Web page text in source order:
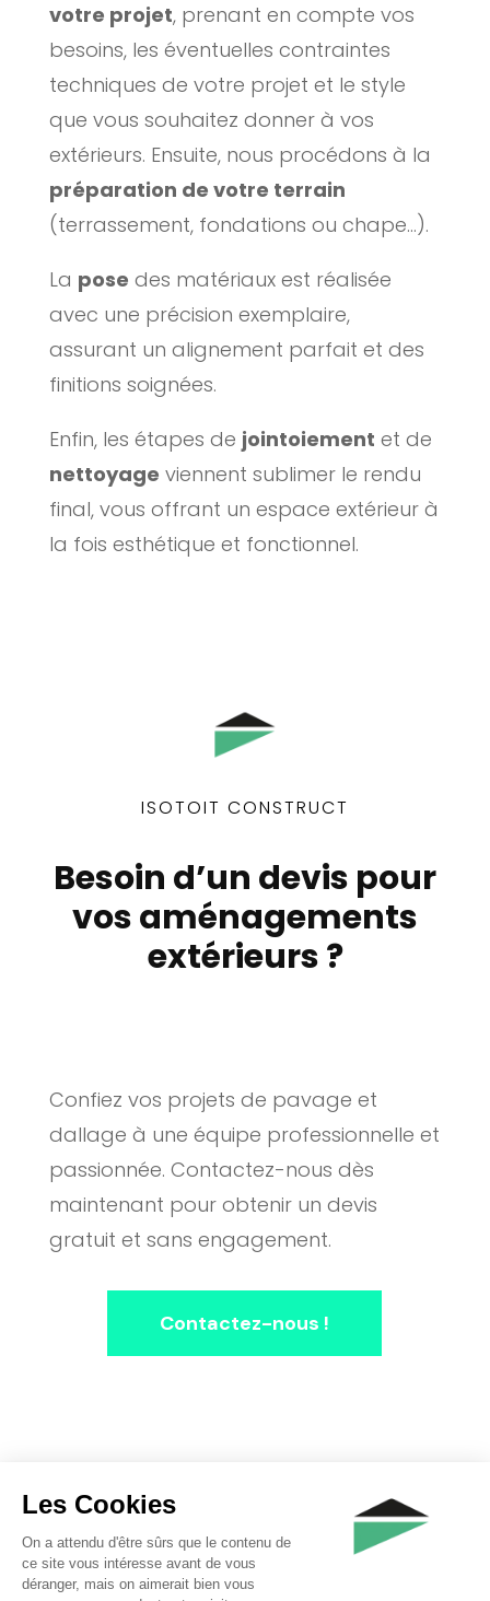
votre projet, prenant en compte vos
besoins, les éventuelles contraintes
techniques de votre projet et le style
que vous souhaitez donner à vos
extérieurs. Ensuite, nous procédons à la
préparation de votre terrain
(terrassement, fondations ou chape…).
La pose des matériaux est réalisée
avec une précision exemplaire,
assurant un alignement parfait et des
finitions soignées.
Enfin, les étapes de jointoiement et de
nettoyage viennent sublimer le rendu
final, vous offrant un espace extérieur à
la fois esthétique et fonctionnel.
ISOTOIT CONSTRUCT
Besoin d’un devis pour
vos aménagements
extérieurs ?
Confiez vos projets de pavage et
dallage à une équipe professionnelle et
passionnée. Contactez-nous dès
maintenant pour obtenir un devis
gratuit et sans engagement.
Contactez-nous !
© 2025 Isotoit-Construct Tournai | site réalisé
parTamtam Communication
Solucio
Mentions légales–CGU–